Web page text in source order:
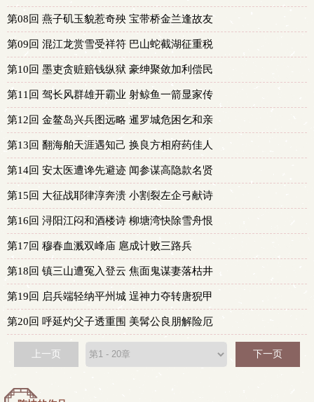
第08回 燕子矶玉貌惹奇殃 宝带桥金兰逢故友
第09回 混江龙赏雪受祥符 巴山蛇截湖征重税
第10回 墨吏贪赃赔钱纵狱 豪绅聚敛加利偿民
第11回 驾长风群雄开霸业 射鲸鱼一箭显家传
第12回 金鳌岛兴兵图远略 暹罗城危困乞和亲
第13回 翻海舶天涯遇知己 换良方相府药佳人
第14回 安太医遭谗先避迹 闻参谋高隐款名贤
第15回 大征战耶律淳奔溃 小割裂左企弓献诗
第16回 浔阳江闷和酒楼诗 柳塘湾快除雪舟恨
第17回 穆春血溅双峰庙 扈成计败三路兵
第18回 镇三山遭冤入登云 焦面鬼谋妻落枯井
第19回 启兵端轻纳平州城 逞神力夺转唐猊甲
第20回 呼延灼父子透重围 美髯公良朋解险厄
上一页 下一页